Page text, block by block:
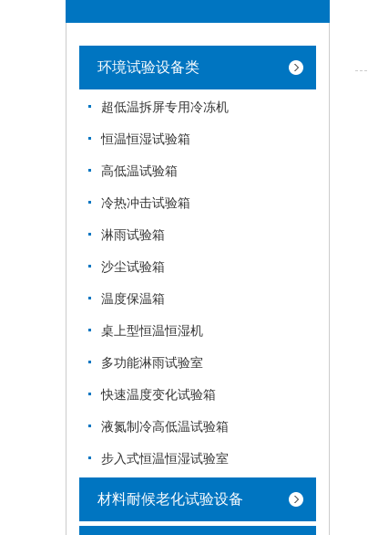
环境试验设备类
超低温拆屏专用冷冻机
恒温恒湿试验箱
高低温试验箱
冷热冲击试验箱
淋雨试验箱
沙尘试验箱
温度保温箱
桌上型恒温恒湿机
多功能淋雨试验室
快速温度变化试验箱
液氮制冷高低温试验箱
步入式恒温恒湿试验室
材料耐候老化试验设备